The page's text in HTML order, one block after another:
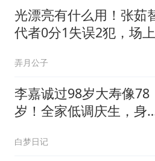
光漂亮有什么用！张茹
代者0分1失误2犯，场上
弄月公子
李嘉诚过98岁大寿像78
岁！全家低调庆生，身
白梦日记